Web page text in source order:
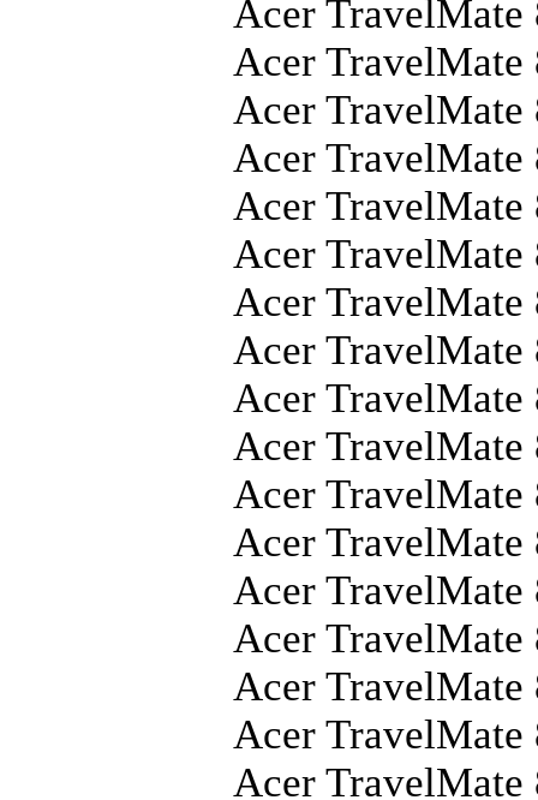
Acer
Acer
Acer TravelMate
Acer
Acer
Acer
Acer
Acer
Acer TravelMate
Acer
Acer
Acer
Acer
Acer TravelMate
Acer
Acer
Acer